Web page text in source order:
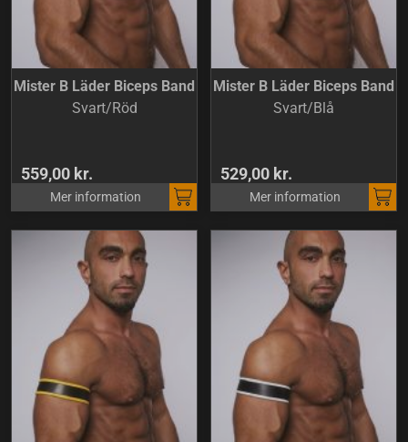
Mister B Läder Biceps Band
Svart/Röd
559,00 kr.
Mer information
Mister B Läder Biceps Band
Svart/Blå
529,00 kr.
Mer information